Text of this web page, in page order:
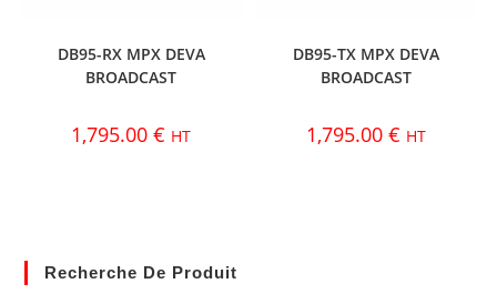
DB95-RX MPX DEVA
BROADCAST
1,795.00€ HT
DB95-TX MPX DEVA
BROADCAST
1,795.00 € HT
Recherche De Produit